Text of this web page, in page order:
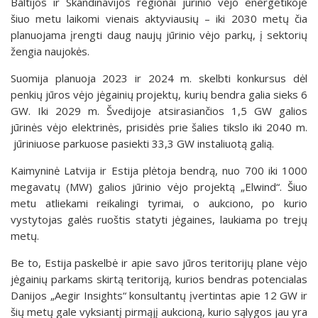
šiuo metu laikomi vienais aktyviausių – iki 2030 metų čia
planuojama įrengti daug naujų jūrinio vėjo parkų, į sektorių
žengia naujokės.
Suomija planuoja 2023 ir 2024 m. skelbti konkursus dėl
penkių jūros vėjo jėgainių projektų, kurių bendra galia sieks 6
GW. Iki 2029 m. Švedijoje atsirasiančios 1,5 GW galios
jūrinės vėjo elektrinės, prisidės prie šalies tikslo iki 2040 m.
jūriniuose parkuose pasiekti 33,3 GW instaliuotą galią.
Kaimyninė Latvija ir Estija plėtoja bendrą, nuo 700 iki 1000
megavatų (MW) galios jūrinio vėjo projektą „Elwind“. Šiuo
metu atliekami reikalingi tyrimai, o aukciono, po kurio
vystytojas galės ruoštis statyti jėgaines, laukiama po trejų
metų.
Be to, Estija paskelbė ir apie savo jūros teritorijų plane vėjo
jėgainių parkams skirtą teritoriją, kurios bendras potencialas
Danijos „Aegir Insights“ konsultantų įvertintas apie 12 GW ir
šių metų gale vyksiantį pirmąjį aukcioną, kurio sąlygos jau yra